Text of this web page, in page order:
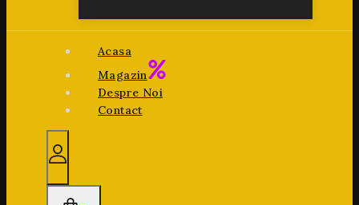
Acasa
Magazin
Despre Noi
Contact